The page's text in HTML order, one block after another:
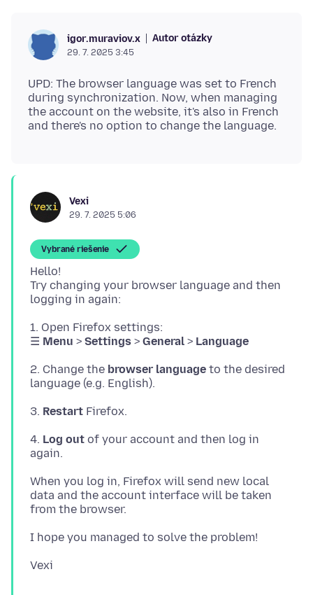
igor.muraviov.x Autor otázky
29. 7. 2025 3:45
UPD: The browser language was set to French
during synchronization. Now, when managing
the account on the website, it's also in French
Vexi
29. 7. 2025 5:06
Vybrané riešenie
Hello!
Try changing your browser language and then
1. Open Firefox settings:
☰ Menu > Settings > General > Language
2. Change the browser language to the desired
3. Restart
4. Log out of your account and then log in
When you log in, Firefox will send new local
data and the account interface will be taken